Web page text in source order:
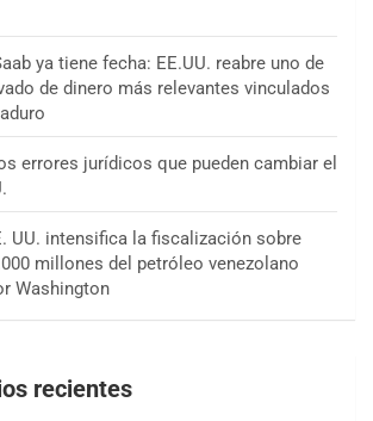
ya tiene fecha: EE.UU. reabre uno de
de dinero más relevantes vinculados
errores jurídicos que pueden cambiar el
UU. intensifica la fiscalización sobre
millones del petróleo venezolano
Washington
recientes